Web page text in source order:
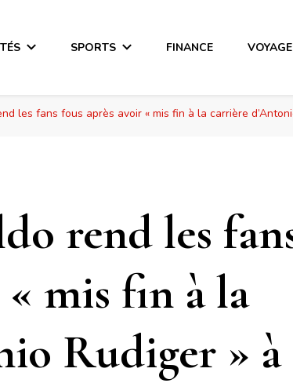
SPORTS FINANCE
les fans fous après avoir « mis fin à la carrière
rend les
mis fin à la
Rudiger » à